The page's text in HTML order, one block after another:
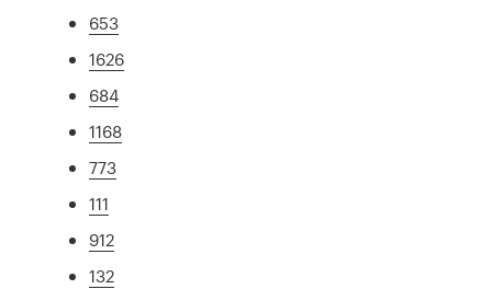
653
1626
684
1168
773
111
912
132